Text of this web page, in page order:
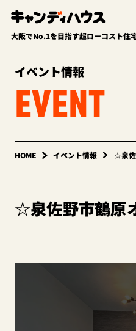
大阪でNo.1を目指す超ローコスト住
イベント情報
EVENT
HOME イベント情報 ☆泉佐
☆泉佐野市鶴原